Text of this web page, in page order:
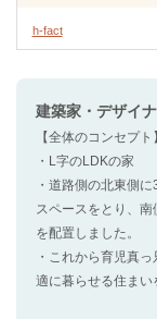
h-fact
建築家・デザイ
【全体のコンセプト】
・L字のLDKの家
・道路側の北東側
スペースをとり、
を配置しました。
・これから育児真
適に暮らせる住まい